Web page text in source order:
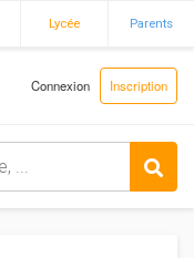
Lycée Parents
Connexion Inscription